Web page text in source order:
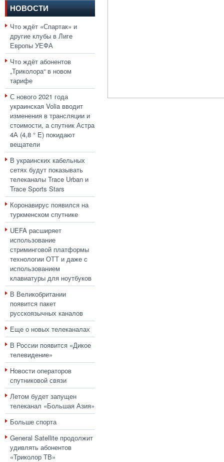
НОВОСТИ
Что ждёт «Спартак» и
другие клубы в Лиге
Европы УЕФА
Что ждёт абонентов
„Триколора“ в новом
тарифе
С нового 2021 года
украинская Volia вводит
изменения в трансляции и
стоимости, а спутник Астра
4А (4,8 ° E) покидают
вещатели
В украинских кабельных
сетях будут показывать
телеканалы Trace Urban и
Trace Sports Stars
Коронавирус появился на
туркменском спутнике
UEFA расширяет
использование
стриминговой платформы
технологии ОТТ и даже с
использованием
клавиатуры для ноутбуков
В Великобритании
появится пакет
русскоязычных каналов
Еще о новых телеканалах
В России появится «Дикое
телевидение»
Новости операторов
спутниковой связи
Летом будет запущен
телеканал «Большая Азия»
Больше спорта
General Satellite продолжит
удивлять абонентов
«Триколор ТВ»